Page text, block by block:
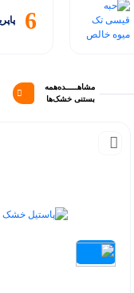
6
مشاهـــــده‌همه
بستنی خشک‌ها